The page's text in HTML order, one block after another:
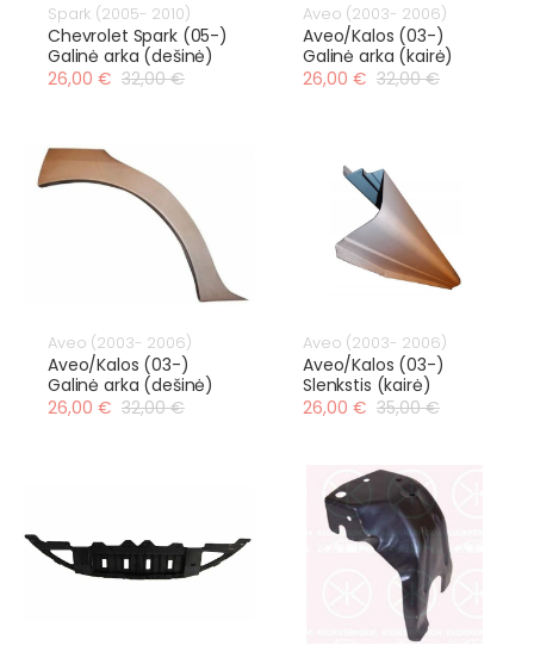
Spark (2005- 2010)
Chevrolet Spark (05-)
Galinė arka (dešinė)
26,00 € 32,00 €
Aveo (2003- 2006)
Aveo/Kalos (03-)
Galinė arka (kairė)
26,00 € 32,00 €
Aveo (2003- 2006)
Aveo/Kalos (03-)
Galinė arka (dešinė)
26,00 € 32,00 €
Aveo (2003- 2006)
Aveo/Kalos (03-)
Slenkstis (kairė)
26,00 € 35,00 €